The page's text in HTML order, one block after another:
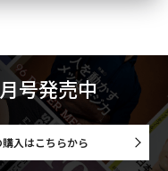
号発売中
入はこちらから